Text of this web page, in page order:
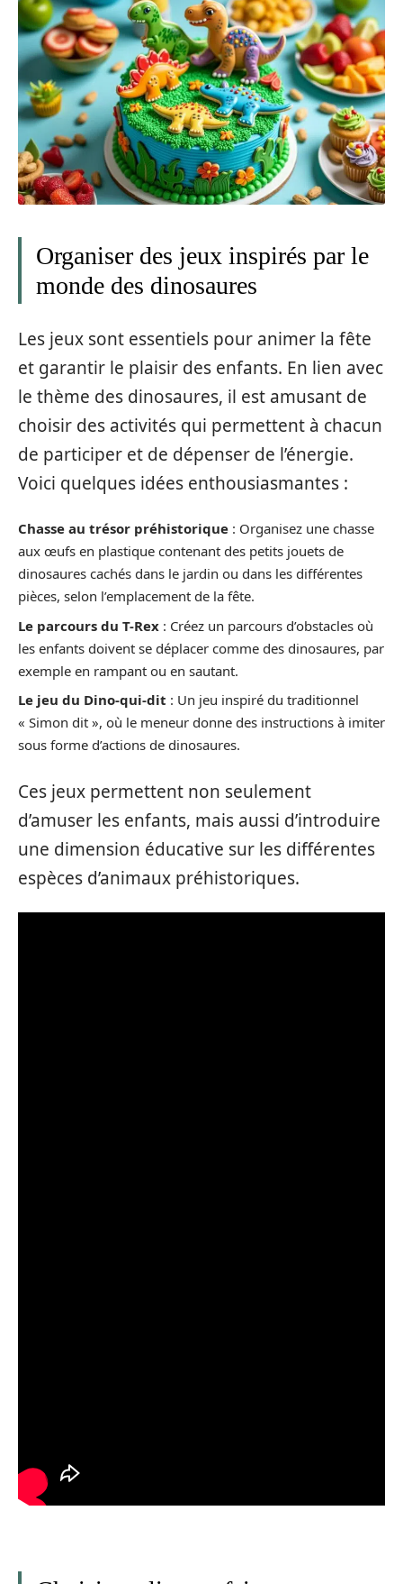
Organiser des jeux inspirés par le
monde des dinosaures
Les jeux sont essentiels pour animer la fête
et garantir le plaisir des enfants. En lien avec
le thème des dinosaures, il est amusant de
choisir des activités qui permettent à chacun
de participer et de dépenser de l’énergie.
Voici quelques idées enthousiasmantes :
Chasse au trésor préhistorique : Organisez une chasse
aux œufs en plastique contenant des petits jouets de
dinosaures cachés dans le jardin ou dans les différentes
pièces, selon l’emplacement de la fête.
Le parcours du T-Rex : Créez un parcours d’obstacles où
les enfants doivent se déplacer comme des dinosaures, par
exemple en rampant ou en sautant.
Le jeu du Dino-qui-dit : Un jeu inspiré du traditionnel
« Simon dit », où le meneur donne des instructions à imiter
sous forme d’actions de dinosaures.
Ces jeux permettent non seulement
d’amuser les enfants, mais aussi d’introduire
une dimension éducative sur les différentes
espèces d’animaux préhistoriques.